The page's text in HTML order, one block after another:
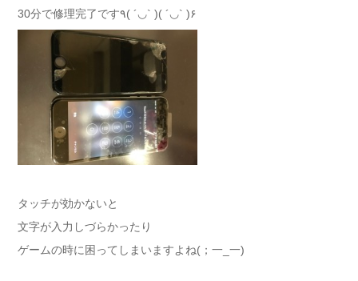
30分で修理完了です٩( ´◡` )( ´◡` )۶
タッチが効かないと
文字が入力しづらかったり
ゲームの時に困ってしまいますよね(；一_一)